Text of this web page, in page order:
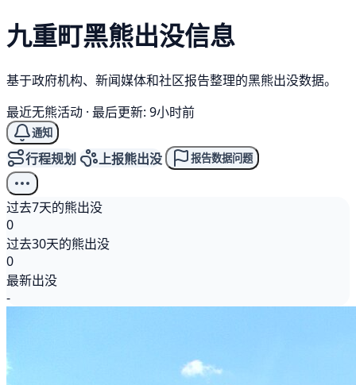
九重町黑熊出没信息
基于政府机构、新闻媒体和社区报告整理的黑熊出没数据。
最近无熊活动 · 最后更新: 9小时前
通知
行程规划 上报熊出没 报告数据问题
过去7天的熊出没
0
过去30天的熊出没
0
最新出没
-